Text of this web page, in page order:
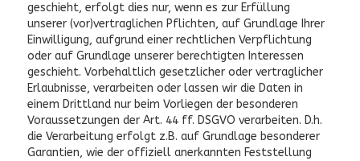
geschieht, erfolgt dies nur, wenn es zur Erfüllung
unserer (vor)vertraglichen Pflichten, auf Grundlage Ihrer
Einwilligung, aufgrund einer rechtlichen Verpflichtung
oder auf Grundlage unserer berechtigten Interessen
geschieht. Vorbehaltlich gesetzlicher oder vertraglicher
Erlaubnisse, verarbeiten oder lassen wir die Daten in
einem Drittland nur beim Vorliegen der besonderen
Voraussetzungen der Art. 44 ff. DSGVO verarbeiten. D.h.
die Verarbeitung erfolgt z.B. auf Grundlage besonderer
Garantien, wie der offiziell anerkannten Feststellung